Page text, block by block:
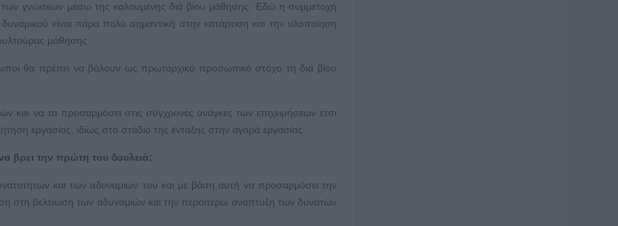
των γνώσεων μέσω της καλουμένης διά βίου μάθησης. Εδώ η συμμετοχή
είναι πάρα πολύ σημαντική στην κατάρτιση και την υλοποίηση
μάθησης.
θα πρέπει να βάλουν ως πρωταρχικό προσωπικό στόχο τη διά βίου
και να τα προσαρμόσει στις σύγχρονες ανάγκες των επιχειρήσεων έτσι
εργασίας, ιδίως στο στάδιο της ένταξης στην αγορά εργασίας.
βρει την πρώτη του δουλειά;
και των αδυναμιών του και με βάση αυτή να προσαρμόσει την
στη βελτίωση των αδυναμιών και την περαιτέρω ανάπτυξη των δυνατών